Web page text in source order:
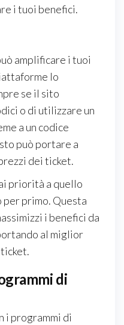
i tuoi benefici.
amplificare i tuoi
lo
se il sito
o di utilizzare un
a un codice
può portare a
dei ticket.
priorità a quello
primo. Questa
i benefici da
al miglior
di
i programmi di